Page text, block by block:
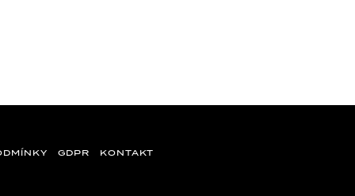
GDPR KONTAKT